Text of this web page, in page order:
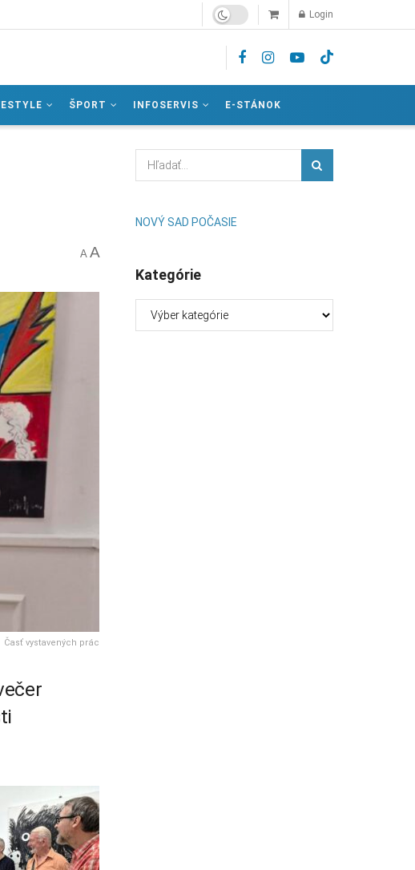
Login
ŠPORT INFOSERVIS E-STÁNOK
A A
Časť vystavených prác
NOVÝ SAD POČASIE
Kategórie